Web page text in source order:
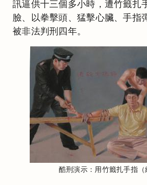
訊逼供十三個多小時，遭竹籤扎
臉、以拳擊頭、猛擊心臟、手指
被非法判刑四年。
酷刑演示：用竹籤扎手指（